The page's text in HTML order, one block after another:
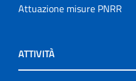
Attuazione misure PNRR
ATTIVITÀ